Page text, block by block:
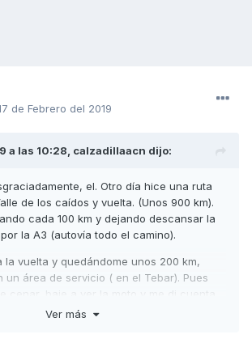
de Febrero del 2019
a las 10:28, calzadillaacn dijo:
el. Otro día hice una ruta
de los caídos y vuelta. (Unos 900 km).
cada 100 km y dejando descansar la
la A3 (autovía todo el camino).
la vuelta y quedándome unos 200 km,
un área de servicio ( en el Tebar). Pues
cenar, baje a ver la moto y me di cuenta
refrigerante.
Ver más